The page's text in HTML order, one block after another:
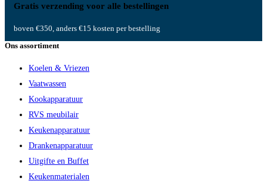
Gratis verzending voor alle bestellingen
boven €350, anders €15 kosten per bestelling
Ons assortiment
Koelen & Vriezen
Vaatwassen
Kookapparatuur
RVS meubilair
Keukenapparatuur
Drankenapparatuur
Uitgifte en Buffet
Keukenmaterialen